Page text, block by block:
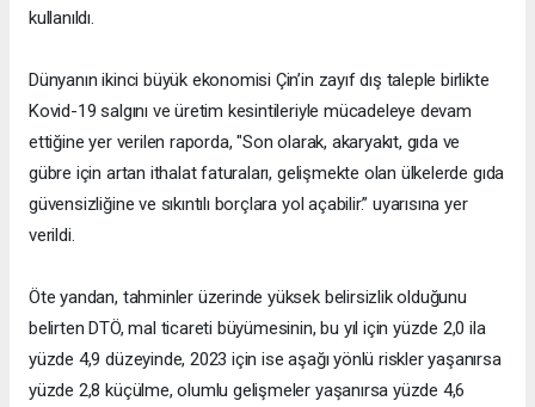
kullanıldı.
Dünyanın ikinci büyük ekonomisi Çin’in zayıf dış taleple birlikte
Kovid-19 salgını ve üretim kesintileriyle mücadeleye devam
ettiğine yer verilen raporda, "Son olarak, akaryakıt, gıda ve
gübre için artan ithalat faturaları, gelişmekte olan ülkelerde gıda
güvensizliğine ve sıkıntılı borçlara yol açabilir.” uyarısına yer
verildi.
Öte yandan, tahminler üzerinde yüksek belirsizlik olduğunu
belirten DTÖ, mal ticareti büyümesinin, bu yıl için yüzde 2,0 ila
yüzde 4,9 düzeyinde, 2023 için ise aşağı yönlü riskler yaşanırsa
yüzde 2,8 küçülme, olumlu gelişmeler yaşanırsa yüzde 4,6